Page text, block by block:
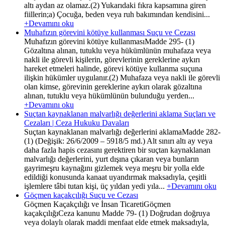
altı aydan az olamaz.(2) Yukarıdaki fıkra kapsamına giren
fiillerin;a) Çocuğa, beden veya ruh bakımından kendisini...
+Devamını oku
Muhafızın görevini kötüye kullanması Suçu ve Cezası
Muhafızın görevini kötüye kullanmasıMadde 295- (1)
Gözaltına alınan, tutuklu veya hükümlünün muhafaza veya
nakli ile görevli kişilerin, görevlerinin gereklerine aykırı
hareket etmeleri halinde, görevi kötüye kullanma suçuna
ilişkin hükümler uygulanır.(2) Muhafaza veya nakli ile görevli
olan kimse, görevinin gereklerine aykırı olarak gözaltına
alınan, tutuklu veya hükümlünün bulunduğu yerden...
+Devamını oku
Suçtan kaynaklanan malvarlığı değerlerini aklama Suçları ve
Cezaları | Ceza Hukuku Davaları
Suçtan kaynaklanan malvarlığı değerlerini aklamaMadde 282-
(1) (Değişik: 26/6/2009 – 5918/5 md.) Alt sınırı altı ay veya
daha fazla hapis cezasını gerektiren bir suçtan kaynaklanan
malvarlığı değerlerini, yurt dışına çıkaran veya bunların
gayrimeşru kaynağını gizlemek veya meşru bir yolla elde
edildiği konusunda kanaat uyandırmak maksadıyla, çeşitli
işlemlere tâbi tutan kişi, üç yıldan yedi yıla... +Devamını oku
Göçmen kaçakçılığı Suçu ve Cezası
Göçmen Kaçakçılığı ve İnsan TicaretiGöçmen
kaçakçılığıCeza kanunu Madde 79- (1) Doğrudan doğruya
veya dolaylı olarak maddi menfaat elde etmek maksadıyla,